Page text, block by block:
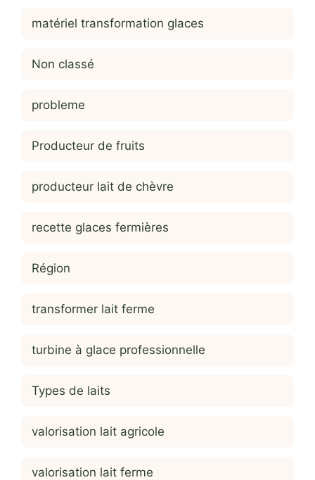
matériel transformation glaces
Non classé
probleme
Producteur de fruits
producteur lait de chèvre
recette glaces fermières
Région
transformer lait ferme
turbine à glace professionnelle
Types de laits
valorisation lait agricole
valorisation lait ferme